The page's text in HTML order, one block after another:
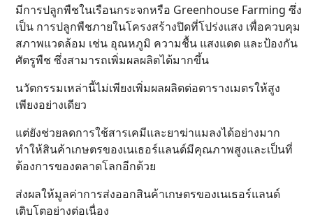
มีการปลูกพืชในเรือนกระจกหรือ Greenhouse Farming ซึ่ง
เป็น การปลูกพืชภายในโครงสร้างปิดที่โปร่งแสง เพื่อควบคุม
สภาพแวดล้อม เช่น อุณหภูมิ ความชื้น แสงแดด และป้องกัน
ศัตรูพืช ซึ่งสามารถเพิ่มผลผลิตได้มากขึ้น
นวัตกรรมเหล่านี้ไม่เพียงเพิ่มผลผลิตต่อตารางเมตรให้สูง
เพียงอย่างเดียว
แต่ยังช่วยลดการใช้สารเคมีและยาฆ่าแมลงได้อย่างมาก
ทำให้สินค้าเกษตรของเนเธอร์แลนด์มีคุณภาพสูงและเป็นที่
ต้องการของตลาดโลกอีกด้วย
ส่งผลให้มูลค่าการส่งออกสินค้าเกษตรของเนเธอร์แลนด์
เติบโตอย่างต่อเนื่อง